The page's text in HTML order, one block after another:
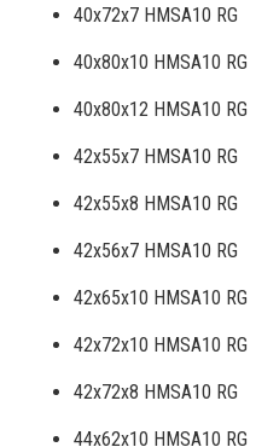
40x72x7 HMSA10 RG
40x80x10 HMSA10 RG
40x80x12 HMSA10 RG
42x55x7 HMSA10 RG
42x55x8 HMSA10 RG
42x56x7 HMSA10 RG
42x65x10 HMSA10 RG
42x72x10 HMSA10 RG
42x72x8 HMSA10 RG
44x62x10 HMSA10 RG